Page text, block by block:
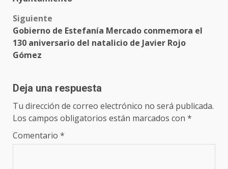
Siguiente
Gobierno de Estefanía Mercado conmemora el
130 aniversario del natalicio de Javier Rojo
Gómez
Deja una respuesta
Tu dirección de correo electrónico no será publicada.
Los campos obligatorios están marcados con *
Comentario *